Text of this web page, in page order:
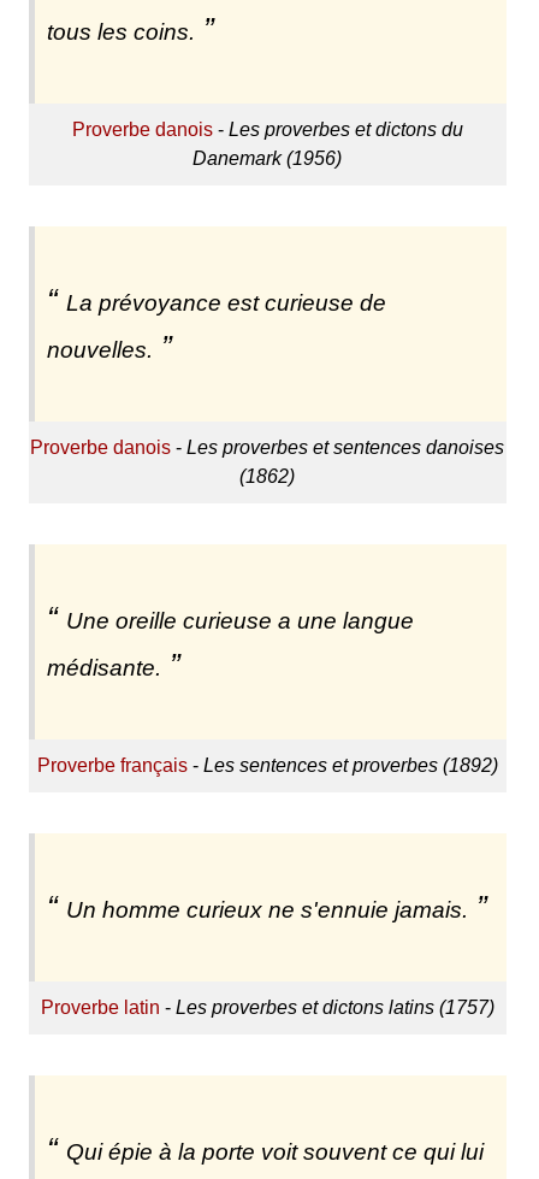
tous les coins.
Proverbe danois- Les proverbes et dictons du
Danemark (1956)
La prévoyance est curieuse de
nouvelles.
Proverbe danois -Les proverbes et sentences danoises
(1862)
Une oreille curieuse a une langue
médisante.
Proverbe français- Les sentences et proverbes (1892)
Un homme curieux ne s'ennuie jamais.
Proverbe latin - Les proverbes et dictons latins (1757)
Qui épie à la porte voit souvent ce qui lui